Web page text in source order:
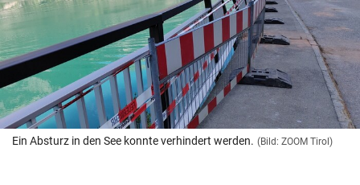
Ein Absturz in den See konnte verhindert werden. (Bild: ZOOM Tirol)